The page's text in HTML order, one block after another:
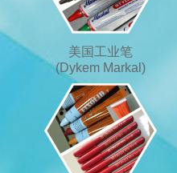
美国工业笔
(Dykem Markal)